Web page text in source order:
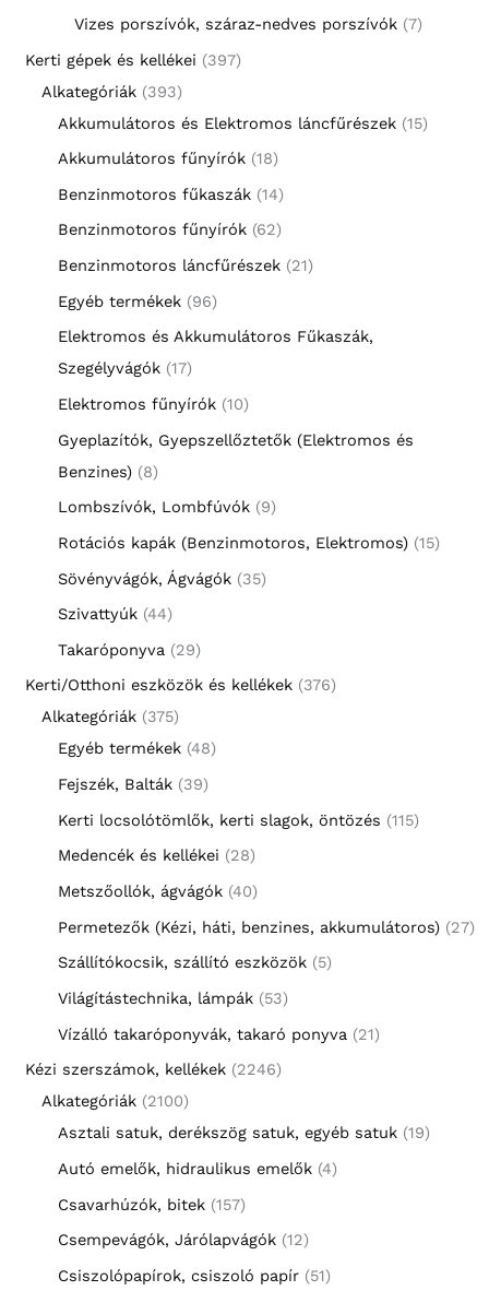
Vizes porszívók, száraz-nedves porszívók 7
Kerti gépek és kellékei
397
Alkategóriák 393
Akkumulátoros és Elektromos láncfűrészek 15
Akkumulátoros fűnyírók 18
Benzinmotoros fűkaszák 14
Benzinmotoros fűnyírók 62
Benzinmotoros láncfűrészek 21
Egyéb termékek 96
Elektromos és Akkumulátoros Fűkaszák,
Szegélyvágók 17
Elektromos fűnyírók 10
Gyeplazítók, Gyepszellőztetők (Elektromos és
Benzines) 8
Lombszívók, Lombfúvók 9
Rotációs kapák (Benzinmotoros, Elektromos) 15
Sövényvágók, Ágvágók 35
Szivattyúk 44
Takaróponyva 29
Kerti/Otthoni eszközök és kellékek 376
Alkategóriák 375
Egyéb termékek 48
Fejszék, Balták 39
Kerti locsolótömlők, kerti slagok, öntözés
115
Medencék és kellékei
28
Metszőollók, ágvágók 40
Permetezők (Kézi, háti, benzines, akkumulátoros) 27
Szállítókocsik, szállító eszközök 5
Világítástechnika, lámpák 53
Vízálló takaróponyvák, takaró ponyva
21
Kézi szerszámok, kellékek 2246
Alkategóriák 2100
Asztali satuk, derékszög satuk, egyéb satuk 19
Autó emelők, hidraulikus emelők 4
Csavarhúzók, bitek 157
Csempevágók, Járólapvágók 12
Csiszolópapírok, csiszoló papír 51